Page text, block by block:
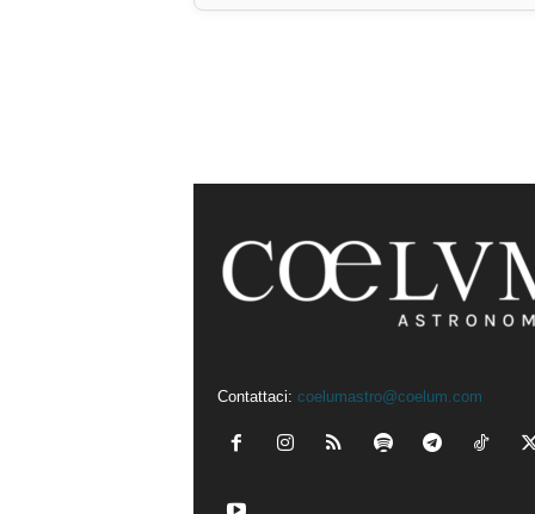
Contattaci: coelumastro@coelum.com